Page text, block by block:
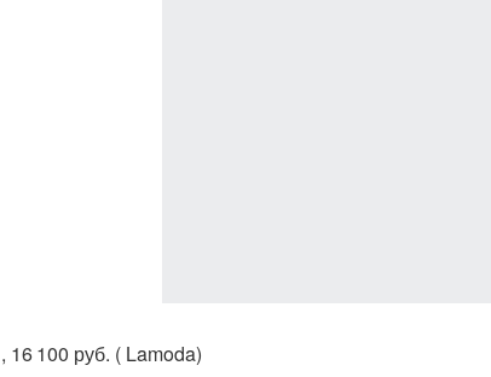
16 100 руб. ( Lamoda)